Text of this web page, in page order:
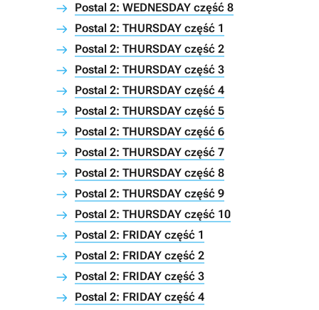
Postal 2: WEDNESDAY część 8
Postal 2: THURSDAY część 1
Postal 2: THURSDAY część 2
Postal 2: THURSDAY część 3
Postal 2: THURSDAY część 4
Postal 2: THURSDAY część 5
Postal 2: THURSDAY część 6
Postal 2: THURSDAY część 7
Postal 2: THURSDAY część 8
Postal 2: THURSDAY część 9
Postal 2: THURSDAY część 10
Postal 2: FRIDAY część 1
Postal 2: FRIDAY część 2
Postal 2: FRIDAY część 3
Postal 2: FRIDAY część 4